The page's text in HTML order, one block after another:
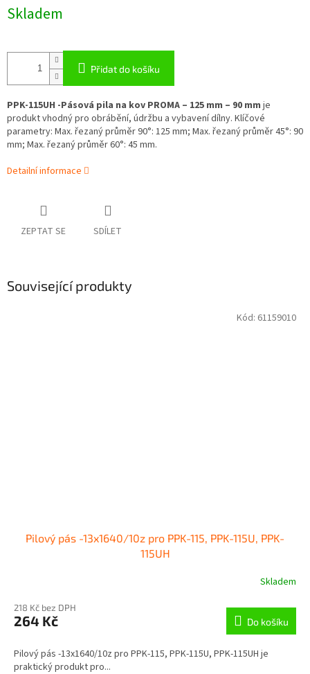
cena:
Skladem
Přidat do košíku
PPK-115UH -Pásová pila na kov PROMA – 125 mm – 90 mm je
produkt vhodný pro obrábění, údržbu a vybavení dílny. Klíčové
parametry: Max. řezaný průměr 90°: 125 mm; Max. řezaný průměr 45°: 90
mm; Max. řezaný průměr 60°: 45 mm.
Detailní informace
ZEPTAT SE SDÍLET
Související produkty
Pilový pás -13x1640/10z pro PPK-115, PPK-115U, PPK-
115UH
Skladem
218 Kč bez DPH
264 Kč Do košíku
Pilový pás -13x1640/10z pro PPK-115, PPK-115U, PPK-115UH je
praktický produkt pro...
Kód: 61159010